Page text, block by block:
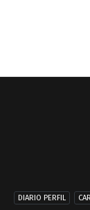
DIARIO PERFIL